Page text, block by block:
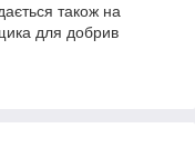
також на
для добрив